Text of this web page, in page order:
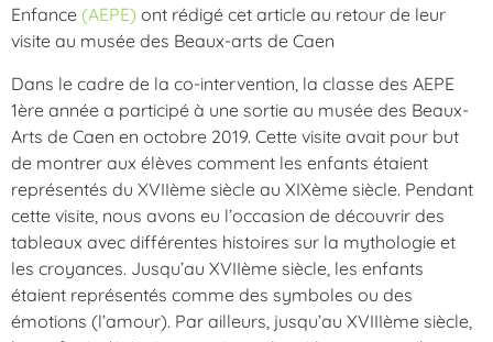
Enfance (AEPE) ont rédigé cet article au retour de leur
visite au musée des Beaux-arts de Caen
Dans le cadre de la co-intervention, la classe des AEPE
1ère année a participé à une sortie au musée des Beaux-
Arts de Caen en octobre 2019. Cette visite avait pour but
de montrer aux élèves comment les enfants étaient
représentés du XVIIème siècle au XIXème siècle. Pendant
cette visite, nous avons eu l’occasion de découvrir des
tableaux avec différentes histoires sur la mythologie et
les croyances. Jusqu’au XVIIème siècle, les enfants
étaient représentés comme des symboles ou des
émotions (l’amour). Par ailleurs, jusqu’au XVIIIème siècle,